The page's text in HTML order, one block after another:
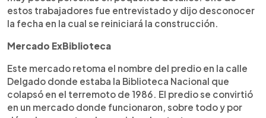
estos trabajadores fue entrevistado y dijo desconocer
la fecha en la cual se reiniciará la construcción.
Mercado ExBiblioteca
Este mercado retoma el nombre del predio en la calle
Delgado donde estaba la Biblioteca Nacional que
colapsó en el terremoto de 1986. El predio se convirtió
en un mercado donde funcionaron, sobre todo y por